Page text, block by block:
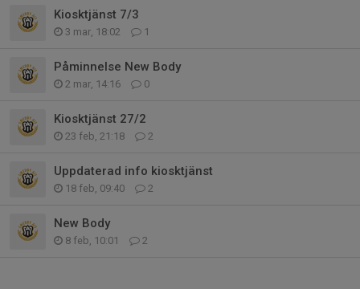
Kiosktjänst 7/3
3 mar, 18:02 1
Påminnelse New Body
2 mar, 14:16 0
Kiosktjänst 27/2
23 feb, 21:18 2
Uppdaterad info kiosktjänst
18 feb, 09:40 2
New Body
8 feb, 10:01 2